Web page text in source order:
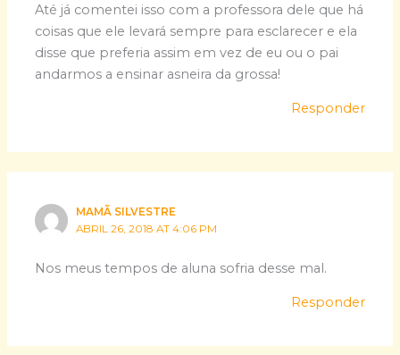
Até já comentei isso com a professora dele que há
coisas que ele levará sempre para esclarecer e ela
disse que preferia assim em vez de eu ou o pai
andarmos a ensinar asneira da grossa!
Responder
MAMÃ SILVESTRE
ABRIL 26, 2018 AT 4:06 PM
Nos meus tempos de aluna sofria desse mal.
Responder